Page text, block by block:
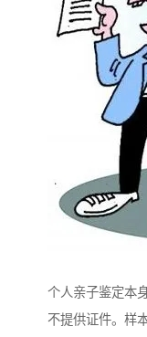
个人亲子鉴定本
不提供证件。样